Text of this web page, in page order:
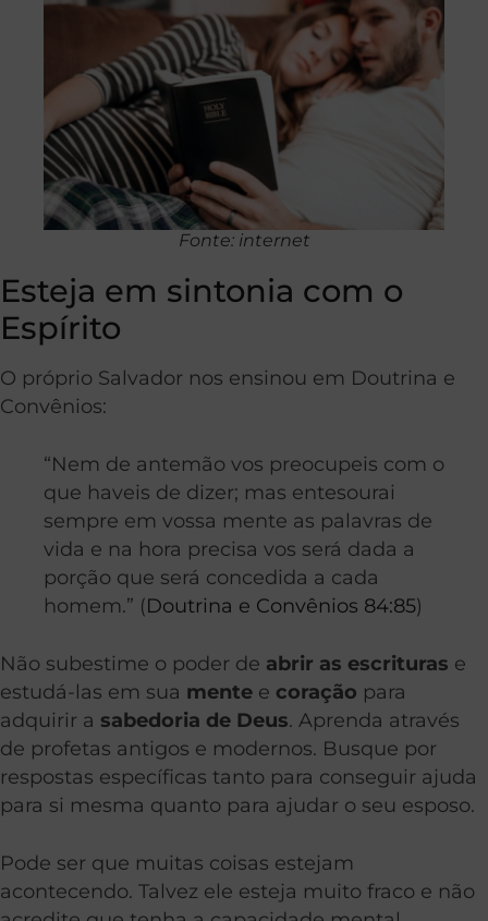
Fonte: internet
Esteja em sintonia com o
Espírito
O próprio Salvador nos ensinou em Doutrina e
Convênios:
“Nem de antemão vos preocupeis com o
que haveis de dizer; mas entesourai
sempre em vossa mente as palavras de
vida e na hora precisa vos será dada a
porção que será concedida a cada
homem.” (Doutrina e Convênios 84:85)
Não subestime o poder de abrir as escrituras e
estudá-las em sua mente e coração para
adquirir a sabedoria de Deus. Aprenda através
de profetas antigos e modernos. Busque por
respostas específicas tanto para conseguir ajuda
para si mesma quanto para ajudar o seu esposo.
Pode ser que muitas coisas estejam
acontecendo. Talvez ele esteja muito fraco e não